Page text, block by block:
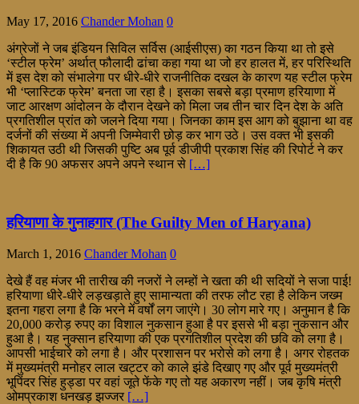
May 17, 2016 Chander Mohan 0
अंग्रेजों ने जब इंडियन सिविल सर्विस (आईसीएस) का गठन किया था तो इसे
‘स्टील फ्रेम’ अर्थात् फौलादी ढांचा कहा गया था जो हर हालत में, हर परिस्थिति
में इस देश को संभालेगा पर धीरे-धीरे राजनीतिक दखल के कारण यह स्टील फ्रेम
भी ‘प्लास्टिक फ्रेम’ बनता जा रहा है। इसका सबसे बड़ा प्रमाण हरियाणा में
जाट आरक्षण आंदोलन के दौरान देखने को मिला जब तीन चार दिन देश के अति
प्रगतिशील प्रांत को जलने दिया गया। जिनका काम इस आग को बुझाना था वह
दर्जनों की संख्या में अपनी जिम्मेवारी छोड़ कर भाग उठे। उस वक्त भी इसकी
शिकायत उठी थी जिसकी पुष्टि अब पूर्व डीजीपी प्रकाश सिंह की रिपोर्ट ने कर
दी है कि 90 अफसर अपने अपने स्थान से […]
हरियाणा के गुनाहगार (The Guilty Men of Haryana)
March 1, 2016 Chander Mohan 0
देखे हैं वह मंजर भी तारीख की नजरों ने लम्हों ने खता की थी सदियों ने सजा पाई!
हरियाणा धीरे-धीरे लड़खड़ाते हुए सामान्यता की तरफ लौट रहा है लेकिन जख्म
इतना गहरा लगा है कि भरने में वर्षों लग जाएंगे। 30 लोग मारे गए। अनुमान है कि
20,000 करोड़ रुपए का विशाल नुकसान हुआ है पर इससे भी बड़ा नुकसान और
हुआ है। यह नुक्सान हरियाणा की एक प्रगतिशील प्रदेश की छवि को लगा है।
आपसी भाईचारे को लगा है। और प्रशासन पर भरोसे को लगा है। अगर रोहतक
में मुख्यमंत्री मनोहर लाल खट्टर को काले झंडे दिखाए गए और पूर्व मुख्यमंत्री
भूपिंदर सिंह हुड्डा पर वहां जूते फेंके गए तो यह अकारण नहीं। जब कृषि मंत्री
ओमप्रकाश धनखड़ झज्जर […]